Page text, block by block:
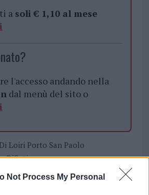
Not Process My Personal
a soli € 1,10 al mese
l'accesso andando nella
dal menù del sito o
Loiri Porto San Paolo
Rifiuti
le tue segnalazioni,